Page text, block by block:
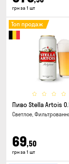
грн за 1 шт
Топ продаж
Пиво Stella Artois
Светлое,
69,50
грн за 1 шт